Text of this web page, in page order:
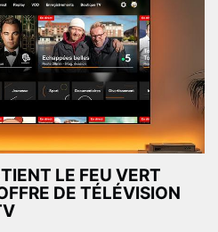
LE FEU VERT
DE TÉLÉVISION